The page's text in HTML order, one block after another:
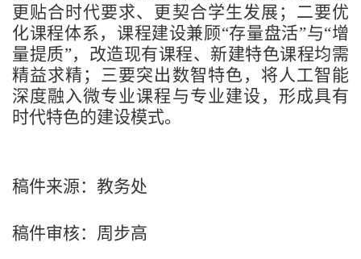
更贴合时代要求、更契合学生发展；二要优
化课程体系，课程建设兼顾“存量盘活”与“增
量提质”，改造现有课程、新建特色课程均需
精益求精；三要突出数智特色，将人工智能
深度融入微专业课程与专业建设，形成具有
时代特色的建设模式。
稿件来源：教务处
稿件审核：周步高